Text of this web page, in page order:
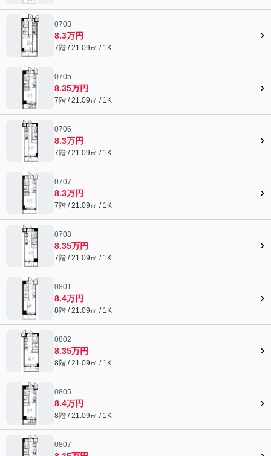
0703
8.3万円
7階 / 21.09㎡ / 1K
0705
8.35万円
7階 / 21.09㎡ / 1K
0706
8.3万円
7階 / 21.09㎡ / 1K
0707
8.3万円
7階 / 21.09㎡ / 1K
0708
8.35万円
7階 / 21.09㎡ / 1K
0801
8.4万円
8階 / 21.09㎡ / 1K
0802
8.35万円
8階 / 21.09㎡ / 1K
0805
8.4万円
8階 / 21.09㎡ / 1K
0807